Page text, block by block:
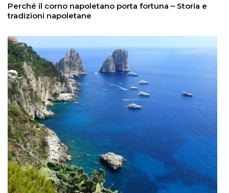
Perché il corno napoletano porta fortuna – Storia e
tradizioni napoletane